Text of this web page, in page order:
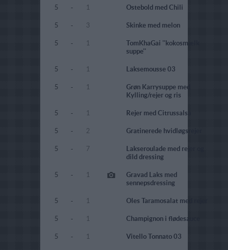
5 - 1 Ostebold med Chili
5 - 3 Skinke med melon
5 - 1
TomKhaGai ''kokosmælk
suppe''
5 - 1 Laksemousse 03
5 - 1
Grøn Karrysuppe med
Kylling/rejer og ris
5 - 1 Rejer med Citrussalsa
5 - 2 Gratinerede hvidløgsrejer
5 - 7
Lakseroulade med rejer og
dild dressing
5 - 1
Gravad Laks med
sennepsdressing
5 - 1 Oles Taramosalat med rejer
5 - 1 Champignon i flødesauce
5 - 1 Vitello Tonnato 03